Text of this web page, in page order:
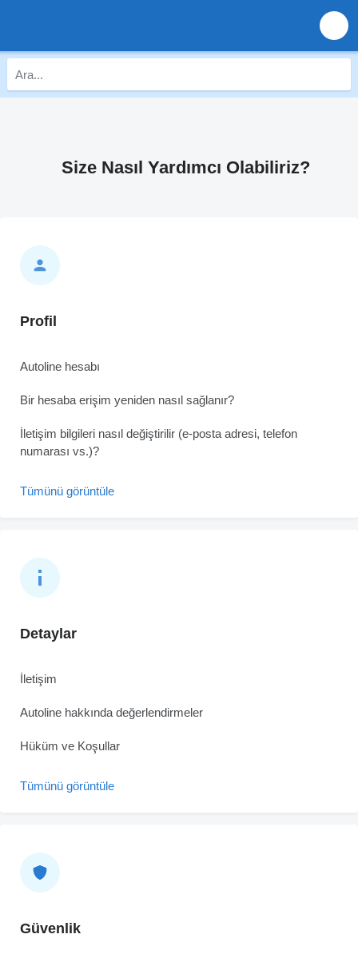
Size Nasıl Yardımcı Olabiliriz?
Profil
Autoline hesabı
Bir hesaba erişim yeniden nasıl sağlanır?
İletişim bilgileri nasıl değiştirilir (e-posta adresi, telefon
numarası vs.)?
Tümünü görüntüle
Detaylar
İletişim
Autoline hakkında değerlendirmeler
Hüküm ve Koşullar
Tümünü görüntüle
Güvenlik